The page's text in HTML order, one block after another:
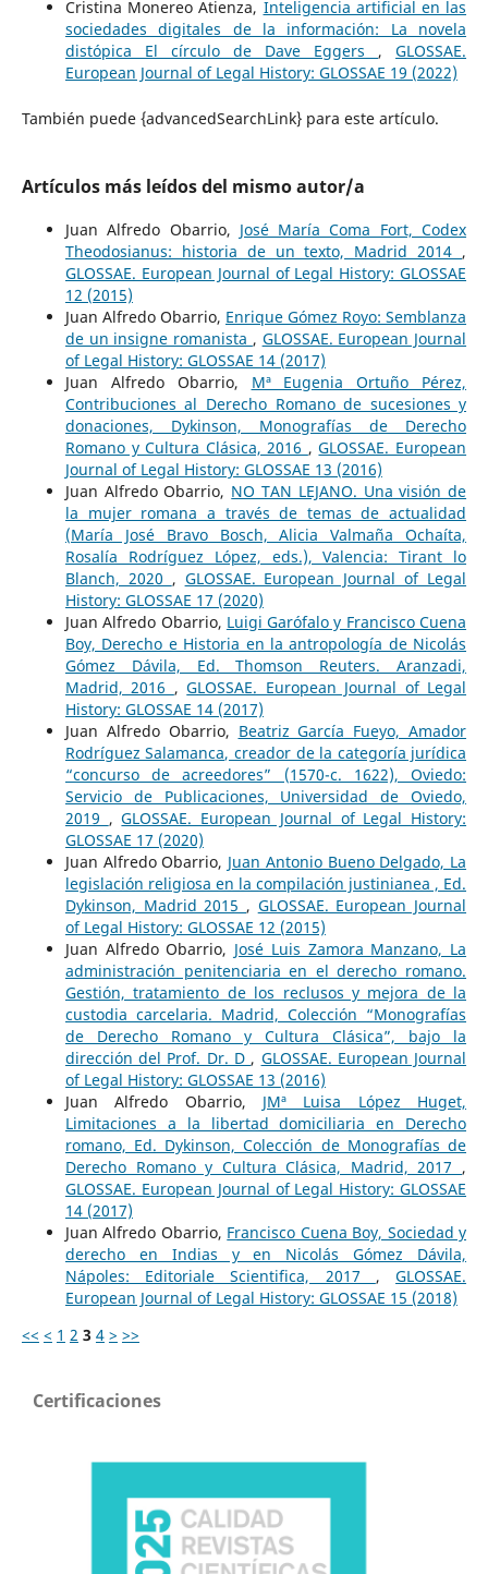
Cristina Monereo Atienza, Inteligencia artificial en las
sociedades digitales de la información: La novela
distópica El círculo de Dave Eggers ,GLOSSAE.
European Journal of Legal History: GLOSSAE 19 (2022)
También puede {advancedSearchLink} para este artículo.
Artículos más leídos del mismo autor/a
Juan Alfredo Obarrio, José María Coma Fort, Codex
Theodosianus: historia de un texto, Madrid 2014 ,
GLOSSAE. European Journal of Legal History: GLOSSAE
12 (2015)
Juan Alfredo Obarrio, Enrique Gómez Royo: Semblanza
de un insigne romanista , GLOSSAE. European Journal
of Legal History: GLOSSAE 14 (2017)
Juan Alfredo Obarrio, Mª Eugenia Ortuño Pérez,
Contribuciones al Derecho Romano de sucesiones y
donaciones, Dykinson, Monografías de Derecho
Romano y Cultura Clásica, 2016 ,GLOSSAE. European
Journal of Legal History: GLOSSAE 13 (2016)
Juan Alfredo Obarrio, NO TAN LEJANO. Una visión de
la mujer romana a través de temas de actualidad
(María José Bravo Bosch, Alicia Valmaña Ochaíta,
Rosalía Rodríguez López, eds.), Valencia: Tirant lo
Blanch, 2020 , GLOSSAE. European Journal of Legal
History: GLOSSAE 17 (2020)
Juan Alfredo Obarrio, Luigi Garófalo y Francisco Cuena
Boy, Derecho e Historia en la antropología de Nicolás
Gómez Dávila, Ed. Thomson Reuters. Aranzadi,
Madrid, 2016 ,GLOSSAE. European Journal of Legal
History: GLOSSAE 14 (2017)
Juan Alfredo Obarrio, Beatriz García Fueyo, Amador
Rodríguez Salamanca, creador de la categoría jurídica
“concurso de acreedores” (1570-c. 1622), Oviedo:
Servicio de Publicaciones, Universidad de Oviedo,
2019 ,GLOSSAE. European Journal of Legal History:
GLOSSAE 17 (2020)
Juan Alfredo Obarrio, Juan Antonio Bueno Delgado, La
legislación religiosa en la compilación justinianea , Ed.
Dykinson, Madrid 2015 , GLOSSAE. European Journal
of Legal History: GLOSSAE 12 (2015)
Juan Alfredo Obarrio, José Luis Zamora Manzano, La
administración penitenciaria en el derecho romano.
Gestión, tratamiento de los reclusos y mejora de la
custodia carcelaria. Madrid, Colección “Monografías
de Derecho Romano y Cultura Clásica”, bajo la
dirección del Prof. Dr. D , GLOSSAE. European Journal
of Legal History: GLOSSAE 13 (2016)
Juan Alfredo Obarrio, JMª Luisa López Huget,
Limitaciones a la libertad domiciliaria en Derecho
romano, Ed. Dykinson, Colección de Monografías de
Derecho Romano y Cultura Clásica, Madrid, 2017 ,
GLOSSAE. European Journal of Legal History: GLOSSAE
14 (2017)
Juan Alfredo Obarrio, Francisco Cuena Boy, Sociedad y
derecho en Indias y en Nicolás Gómez Dávila,
Nápoles: Editoriale Scientifica, 2017 ,GLOSSAE.
European Journal of Legal History: GLOSSAE 15 (2018)
<< < 1 2 3 4 > >>
Certificaciones